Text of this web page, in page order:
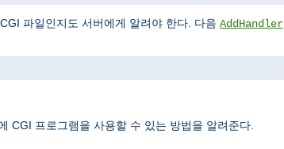
파일인지도 서버에게 알려야 한다. 다음 AddHandler
CGI 프로그램을 사용할 수 있는 방법을 알려준다.